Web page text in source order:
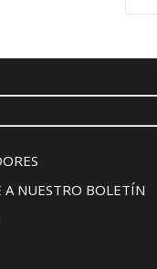
A NUESTRO BOLETÍN